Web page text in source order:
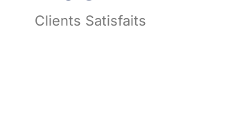
Clients Satisfaits